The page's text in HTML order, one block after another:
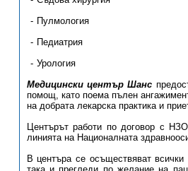
Пулмология
Педиатрия
Урология
Медицински център Шанс
помощ, като поема пълен
на добрата лекарска практика и
Центърът работи по договор с
линията на Националната
В центъра се осъществяват